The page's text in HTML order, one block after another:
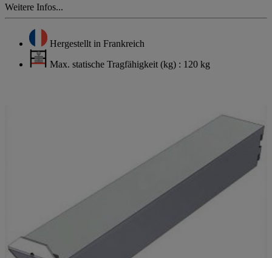
Weitere Infos...
Hergestellt in Frankreich
Max. statische Tragfähigkeit (kg) : 120 kg